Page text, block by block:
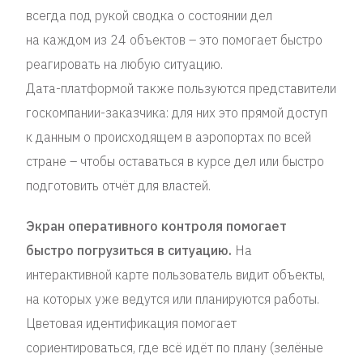
всегда под рукой сводка о состоянии дел
на каждом из 24 объектов – это помогает быстро
реагировать на любую ситуацию.
Дата-платформой также пользуются представители
госкомпании-заказчика: для них это прямой доступ
к данным о происходящем в аэропортах по всей
стране – чтобы оставаться в курсе дел или быстро
подготовить отчёт для властей.
Экран оперативного контроля помогает
быстро погрузиться в ситуацию. На
интерактивной карте пользователь видит объекты,
на которых уже ведутся или планируются работы.
Цветовая идентификация помогает
сориентироваться, где всё идёт по плану (зелёные